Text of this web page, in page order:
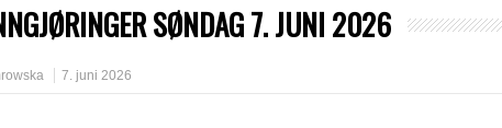
SØNDAG 7. JUNI 2026
7. juni 2026